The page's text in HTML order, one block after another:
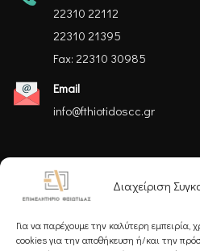
Διαχείριση
Για να παρέχουμε την καλύτερη εμπειρία,
cookies για την αποθήκευση ή/και την
22310 22112
22310 21395
Fax: 22310 30985
Email
info@fthiotidoscc.gr
Ακολουθήστε μας